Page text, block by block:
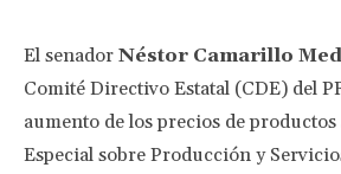
El senador Néstor Camarillo
Comité Directivo Estatal (CDE) del
aumento de los precios de
Especial sobre Producción y